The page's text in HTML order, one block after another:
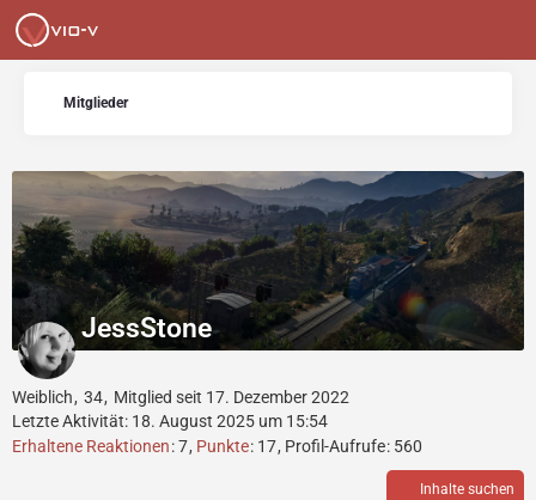
Mitglieder
JessStone
Weiblich 34
Mitglied seit 17. Dezember 2022
Letzte Aktivität: 18. August 2025 um 15:54
Erhaltene Reaktionen 7 Punkte 17 Profil-Aufrufe 560
Inhalte suchen